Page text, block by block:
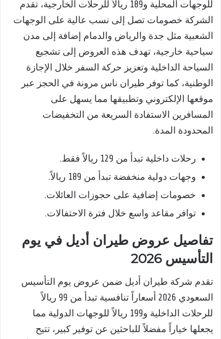
للوجهات المحلية و189 ريالاً للرحلات الخارجية، تقدم
الشركة خصومات تصل إلى نسب عالية على الوجهات
الشعبية مثل جدة والرياض والدمام إضافة إلى مدن
سياحية خارجية، تهدف هذه العروض إلى تشجيع
السياحة الداخلية وتعزيز حركة السفر خلال الإجازة
الوطنية، كما توفر طيران ناس مرونة في الحجز عبر
موقعها الإلكتروني وتطبيقها مما يسهل على
المسافرين الاستفادة السريعة من التخفيضات
المحدودة المدة.
رحلات داخلية تبدأ من 129 ريالاً فقط.
وجهات دولية منخفضة تبدأ من 189 ريالاً.
خصومات إضافية على حجوزات العائلات.
توافر مقاعد واسع خلال فترة الاحتفالات.
تفاصيل عروض طيران أديل في يوم
التأسيس 2026
تقدم شركة طيران أديل ضمن عروض يوم التأسيس
السعودي 2026 أسعاراً تنافسية تبدأ من 99 ريالاً
للرحلات الداخلية و199 ريالاً للوجهات الدولية مما
يجعلها خياراً مفضلاً للباحثين عن توفير كبير، تتيح